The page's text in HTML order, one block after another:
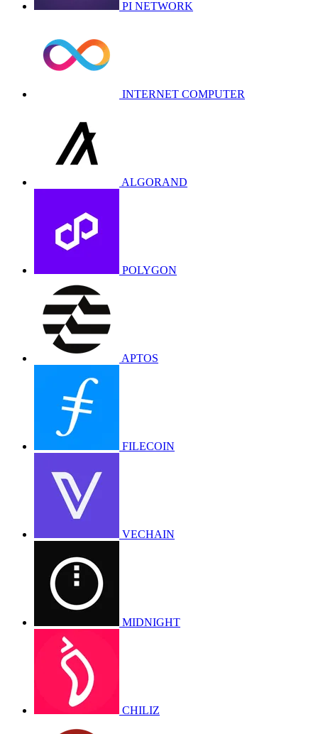
PI NETWORK
INTERNET COMPUTER
ALGORAND
POLYGON
APTOS
FILECOIN
VECHAIN
MIDNIGHT
CHILIZ